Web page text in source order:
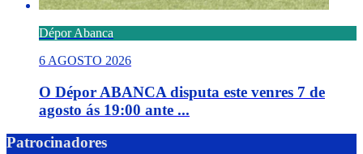
Dépor Abanca
6 AGOSTO 2026
O Dépor ABANCA disputa este venres 7 de
agosto ás 19:00 ante ...
Patrocinadores